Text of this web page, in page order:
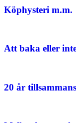
Köphysteri m.m.
Att baka eller
20 år tillsammans